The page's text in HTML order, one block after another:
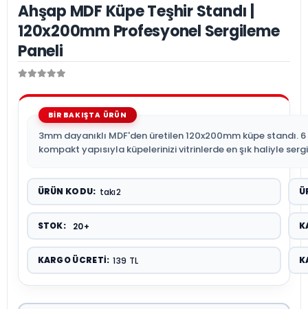
Ahşap MDF Küpe Teşhir Standı |
120x200mm Profesyonel Sergileme
Paneli
3mm dayanıklı MDF'den üretilen 120x200mm küpe standı.
kompakt yapısıyla küpelerinizi vitrinlerde en şık haliyle
ÜRÜN KODU: takı2
STOK: 20+
KARGO ÜCRETI: 139 TL